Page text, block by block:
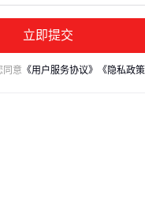
立即提交
同意 《用户服务协议》 《隐私政策